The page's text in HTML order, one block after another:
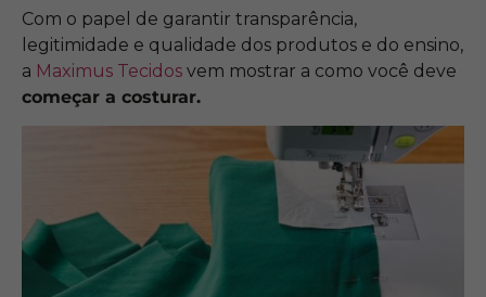
Com o papel de garantir transparência,
legitimidade e qualidade dos produtos e do ensino,
a Maximus Tecidos vem mostrar a como você deve
começar a costurar.